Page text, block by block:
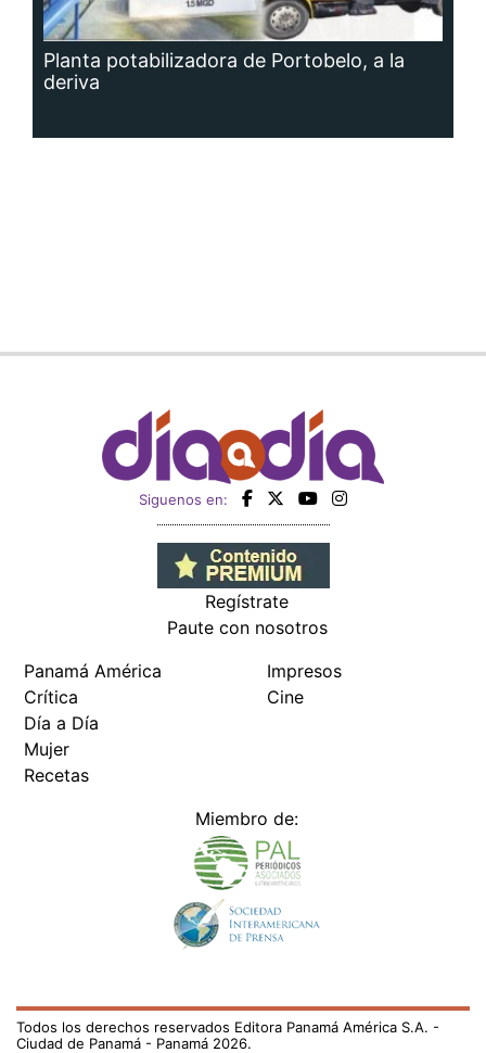
Planta potabilizadora de Portobelo, a la
deriva
Siguenos en:
Regístrate
Paute con nosotros
Panamá América
Crítica
Día a Día
Mujer
Recetas
Impresos
Cine
Miembro de:
Todos los derechos reservados Editora Panamá América S.A. -
Ciudad de Panamá - Panamá 2026.